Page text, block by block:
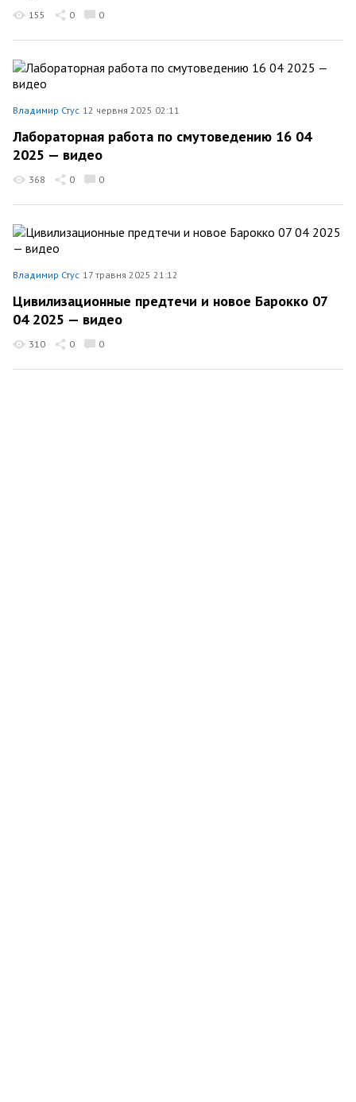
155 0 0
Владимир Стус 12 червня 2025 02:11
Лабораторная работа по смутоведению 16 04
2025 — видео
368 0 0
Владимир Стус 17 травня 2025 21:12
Цивилизационные предтечи и новое Барокко 07
04 2025 — видео
310 0 0